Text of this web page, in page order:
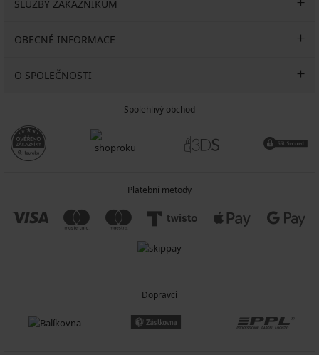
SLUŽBY ZÁKAZNÍKŮM
OBECNÉ INFORMACE
O SPOLEČNOSTI
Spolehlivý obchod
Platební metody
Dopravci